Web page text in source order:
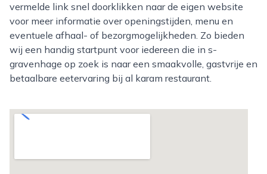
vermelde link snel doorklikken naar de eigen website
voor meer informatie over openingstijden, menu en
eventuele afhaal- of bezorgmogelijkheden. Zo bieden
wij een handig startpunt voor iedereen die in s-
gravenhage op zoek is naar een smaakvolle, gastvrije en
betaalbare eetervaring bij al karam restaurant.